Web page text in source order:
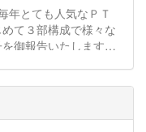
年とても人気なＰＴ
て３部構成で様々な
御報告いたします。